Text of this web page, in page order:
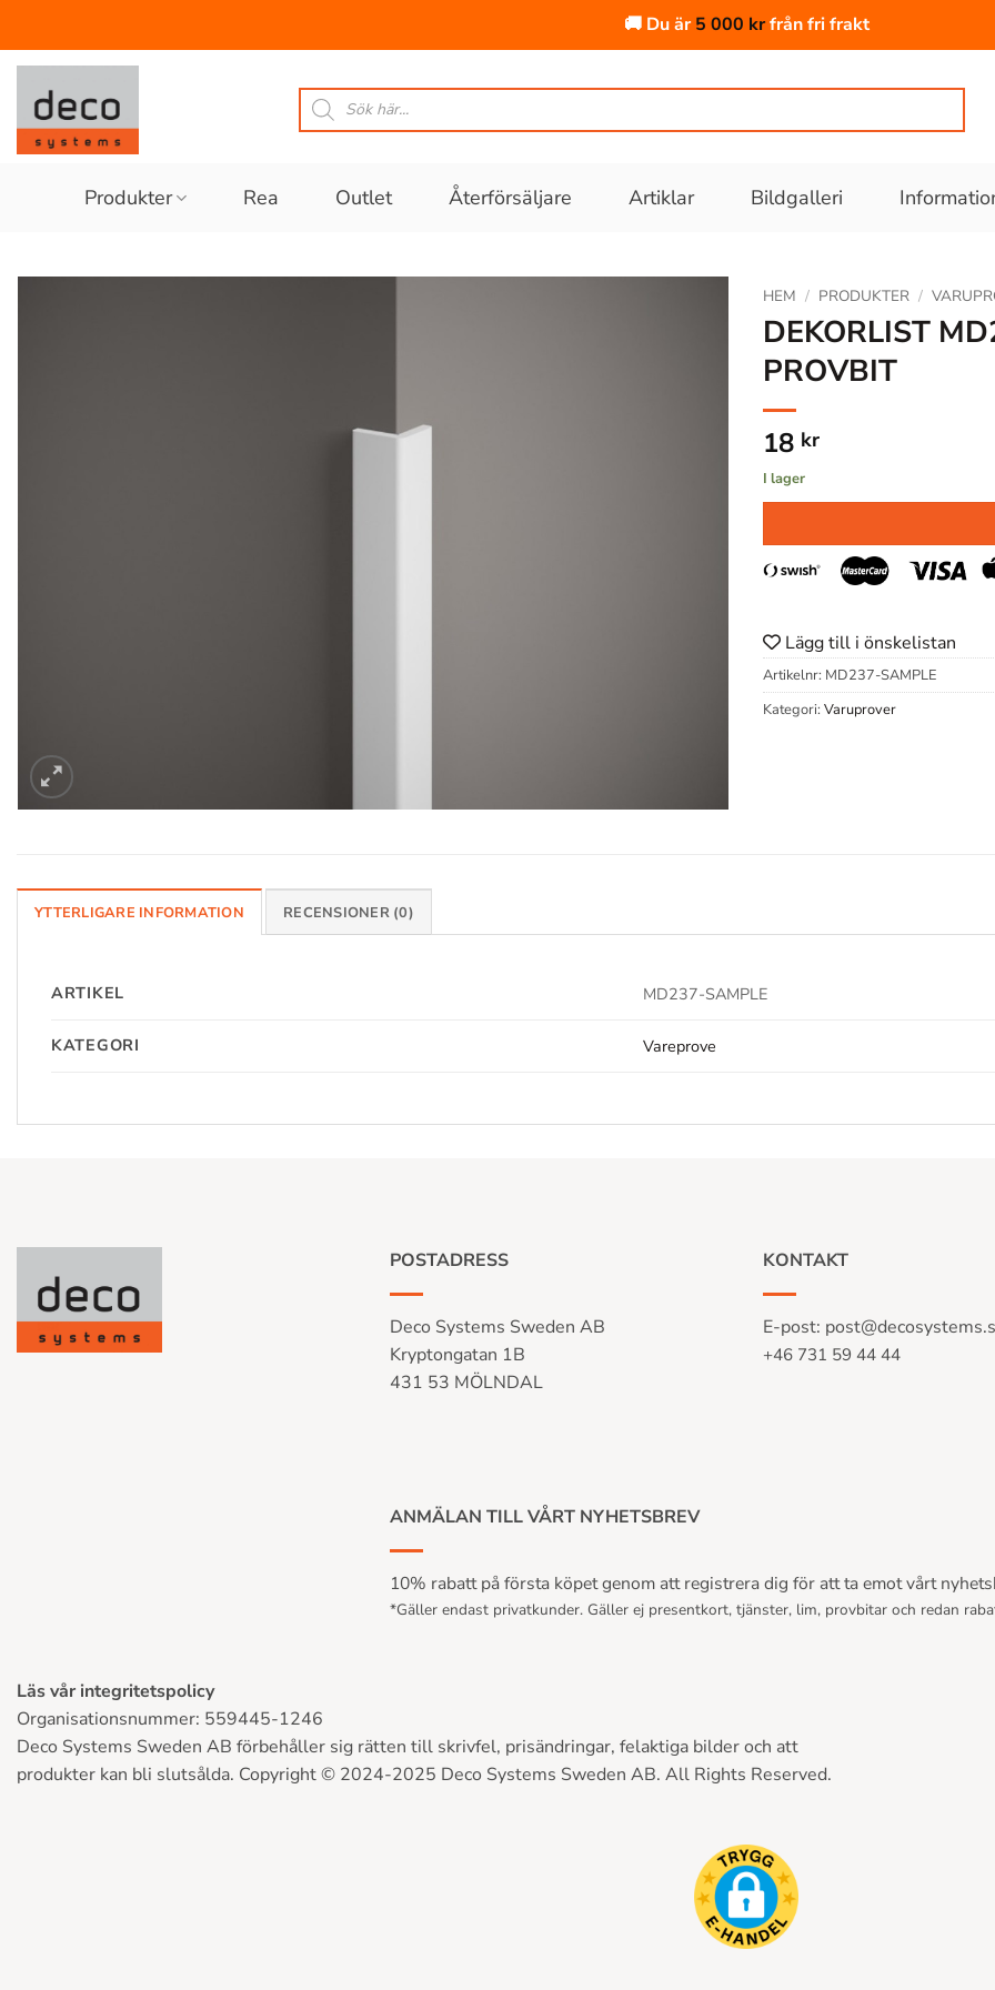
🚚 Du är5 000 krfrån fri frakt
Skip
content
Produktsökning
Produkter Rea Outlet Återförsäljare Artiklar Bildgalleri
HEM / PRODUKTER /
DEKORLIST
PROVBIT
18 kr
I lager
Lägg till i önskelistan
Artikelnr: MD237-SAMPLE
Kategori: Varuprover
YTTERLIGARE INFORMATION RECENSIONER (0)
ARTIKEL MD237-SAMPLE
KATEGORI Vareprove
POSTADRESS
Deco Systems Sweden AB
Kryptongatan 1B
431 53 MÖLNDAL
KONTAKT
E-post:
+46 731 59 44 44
ANMÄLAN TILL VÅRT NYHETSBREV
10% rabatt på första köpet genom att registrera dig för att ta emot vårt
*Gäller endast privatkunder. Gäller ej presentkort, tjänster, lim, provbitar och redan
Läs vår integritetspolicy
Organisationsnummer: 559445-1246
Deco Systems Sweden AB förbehåller sig rätten till skrivfel, prisändringar, felaktiga bilder och att
produkter kan bli slutsålda. Copyright © 2024-2025 Deco Systems Sweden AB. All Rights Reserved.